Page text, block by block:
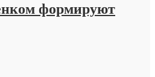
формируют